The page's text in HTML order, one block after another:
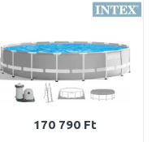
Összehasonlítás
170 790 Ft